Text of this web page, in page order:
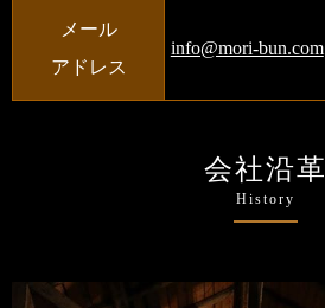
メール
アドレス
info@mori-bun.com
会社沿革
History